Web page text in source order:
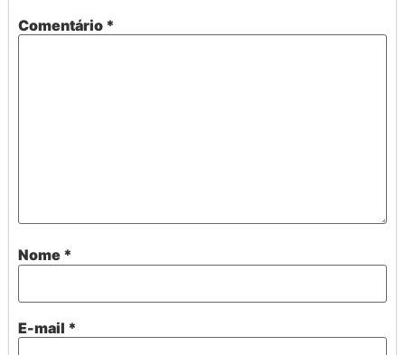
Comentário *
Nome *
E-mail *